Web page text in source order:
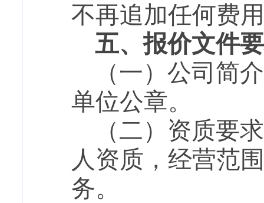
不再追加任何费
五、报价文件
（一）公司简
单位公章。
（二）资质要
人资质，经营范
务。